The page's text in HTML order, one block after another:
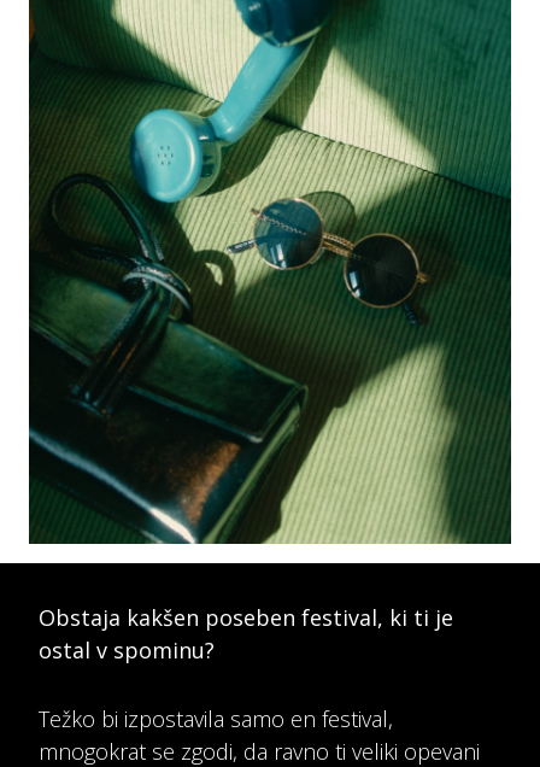
Obstaja kakšen poseben festival, ki ti je
ostal v spominu?
Težko bi izpostavila samo en festival,
mnogokrat se zgodi, da ravno ti veliki opevani